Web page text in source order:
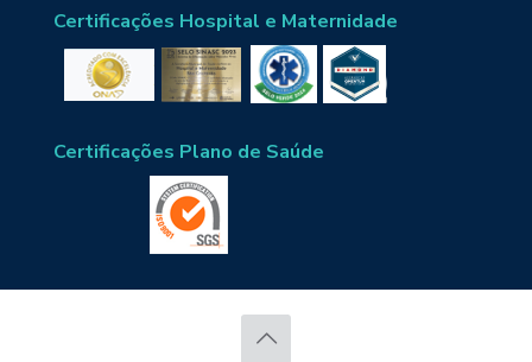
Certificações Hospital e Maternidade
Certificações Plano de Saúde